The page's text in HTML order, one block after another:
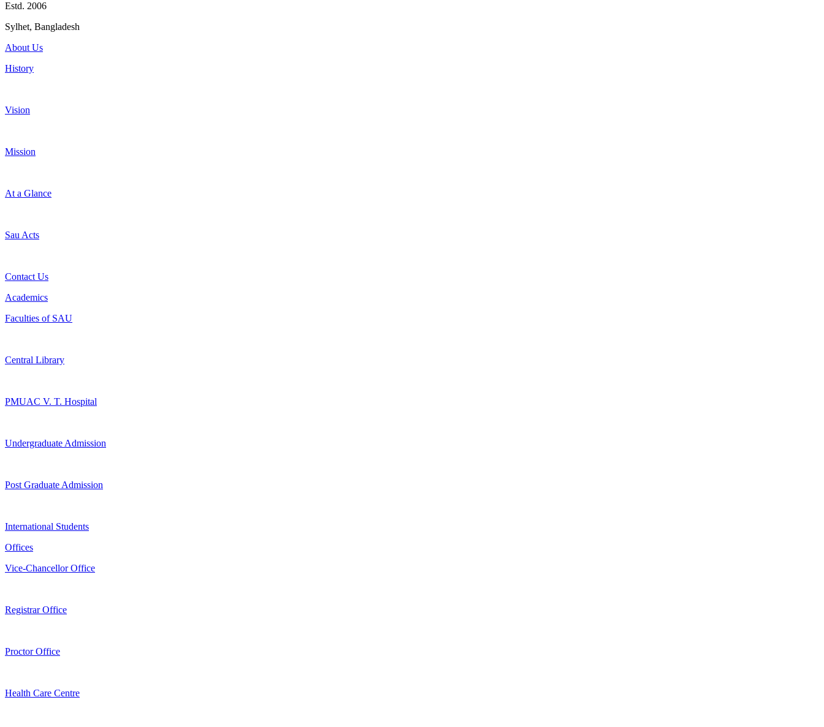
Estd. 2006
Sylhet, Bangladesh
About Us
History
Vision
Mission
At a Glance
Sau Acts
Contact Us
Academics
Faculties of SAU
Central Library
PMUAC V. T. Hospital
Undergraduate Admission
Post Graduate Admission
International Students
Offices
Vice-Chancellor Office
Registrar Office
Proctor Office
Health Care Centre